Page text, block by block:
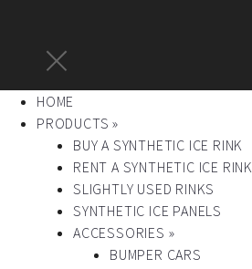
HOME
PRODUCTS »
BUY A SYNTHETIC ICE RINK
RENT A SYNTHETIC ICE RINK
SLIGHTLY USED RINKS
SYNTHETIC ICE PANELS
ACCESSORIES »
BUMPER CARS